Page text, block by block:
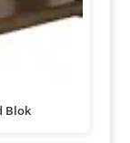
Blok